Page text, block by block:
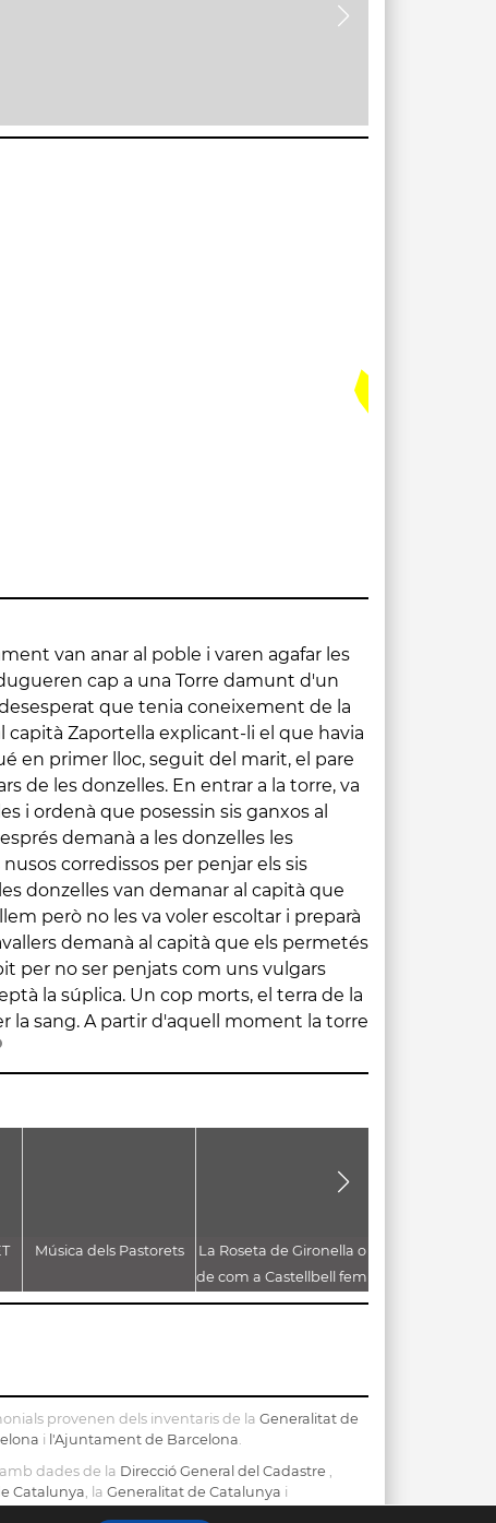
Música dels Pastorets
La Roseta de Gironella o
de com a Castellbell fem
borbons a la graella
provenen dels inventaris de la Generalitat de
i l'Ajuntament de Barcelona.
dades de la Direcció General del Cadastre ,
Catalunya, la Generalitat de Catalunya i